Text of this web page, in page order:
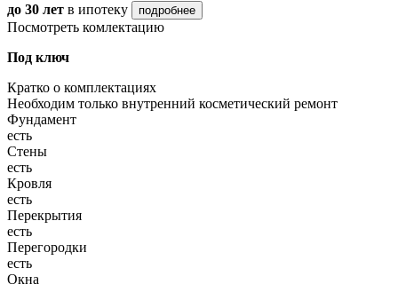
до 30 лет в ипотеку подробнее
Посмотреть комлектацию
Под ключ
Кратко о комплектациях
Необходим только внутренний косметический ремонт
Фундамент
есть
Стены
есть
Кровля
есть
Перекрытия
есть
Перегородки
есть
Окна